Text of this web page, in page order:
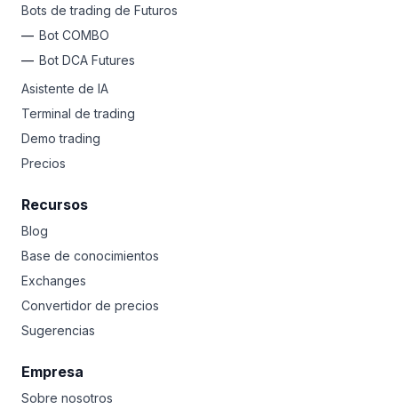
Bots de trading de Futuros
Bot COMBO
Bot DCA Futures
Asistente de IA
Terminal de trading
Demo trading
Precios
Recursos
Blog
Base de conocimientos
Exchanges
Convertidor de precios
Sugerencias
Empresa
Sobre nosotros